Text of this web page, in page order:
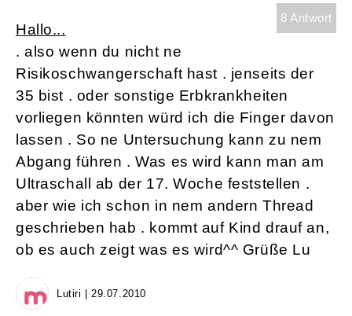
8 Antwort
Hallo...
. also wenn du nicht ne
Risikoschwangerschaft hast . jenseits der
35 bist . oder sonstige Erbkrankheiten
vorliegen könnten würd ich die Finger davon
lassen . So ne Untersuchung kann zu nem
Abgang führen . Was es wird kann man am
Ultraschall ab der 17. Woche feststellen .
aber wie ich schon in nem andern Thread
geschrieben hab . kommt auf Kind drauf an,
ob es auch zeigt was es wird^^ Grüße Lu
Lutiri | 29.07.2010